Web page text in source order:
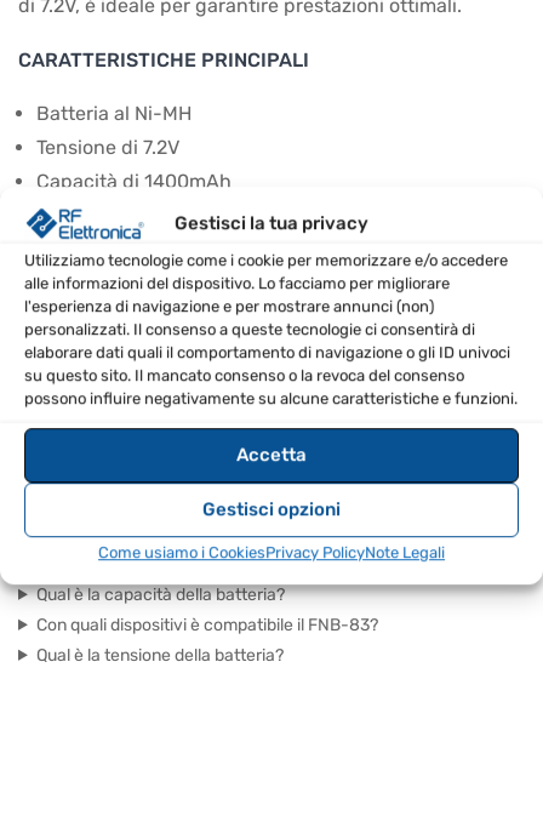
Gestisci la tua privacy
Utilizziamo tecnologie come i cookie per memorizzare e/o accedere
alle informazioni del dispositivo. Lo facciamo per migliorare
l'esperienza di navigazione e per mostrare annunci (non)
personalizzati. Il consenso a queste tecnologie ci consentirà di
elaborare dati quali il comportamento di navigazione o gli ID univoci
su questo sito. Il mancato consenso o la revoca del consenso
possono influire negativamente su alcune caratteristiche e funzioni.
Accetta
Gestisci opzioni
Come usiamo i CookiesPrivacy PolicyNote Legali
di 7.2V, è ideale per garantire prestazioni ottimali.
CARATTERISTICHE PRINCIPALI
Batteria al Ni-MH
Tensione di 7.2V
Capacità di 1400mAh
Compatibile con FT-60E e FT-270E
SPECIFICHE TECNICHE
Tipo di batteria Ni-MH
Tensione 7.2V
FAQ – DOMANDE FREQUENTI
Qual è il tipo di batteria del YAESU FNB-83?
Qual è la capacità della batteria?
Con quali dispositivi è compatibile il FNB-83?
Qual è la tensione della batteria?